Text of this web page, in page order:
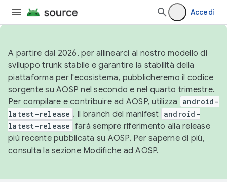
Accedi
A partire dal 2026, per allinearci al nostro modello di
sviluppo trunk stabile e garantire la stabilità della
piattaforma per l'ecosistema, pubblicheremo il codice
sorgente su AOSP nel secondo e nel quarto trimestre.
Per compilare e contribuire ad AOSP, utilizza
android-
latest-release . Il branch del manifest android-
latest-release farà sempre riferimento alla release
più recente pubblicata su AOSP. Per saperne di più,
consulta la sezione Modifiche ad AOSP.